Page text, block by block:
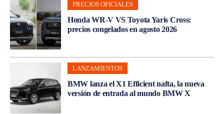
PRECIOS OFICIALES
Honda WR-V VS Toyota Yaris Cross:
precios congelados en agosto 2026
LANZAMIENTOS
BMW lanza el X1 Efficient nafta, la nueva
versión de entrada al mundo BMW X